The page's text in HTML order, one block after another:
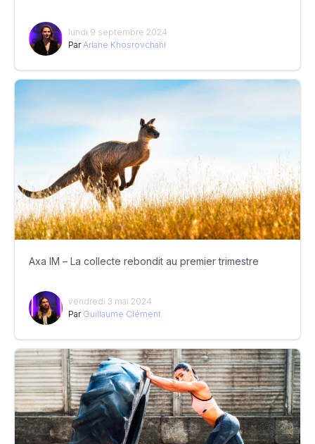
lundi 9 septembre 2024
Par Ariane Khosrovchahi
Axa IM – La collecte rebondit au premier trimestre
vendredi 3 mai 2024
Par Guillaume Clément